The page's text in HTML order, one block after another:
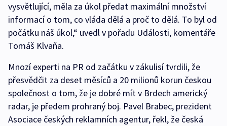
vysvětlující, měla za úkol předat maximální množství
informací o tom, co vláda dělá a proč to dělá. To byl od
počátku náš úkol,“ uvedl v pořadu Události, komentáře
Tomáš Klvaňa.
Mnozí experti na PR od začátku v zákulisí tvrdili, že
přesvědčit za deset měsíců a 20 milionů korun českou
společnost o tom, že je dobré mít v Brdech americký
radar, je předem prohraný boj. Pavel Brabec, prezident
Asociace českých reklamních agentur, řekl, že česká